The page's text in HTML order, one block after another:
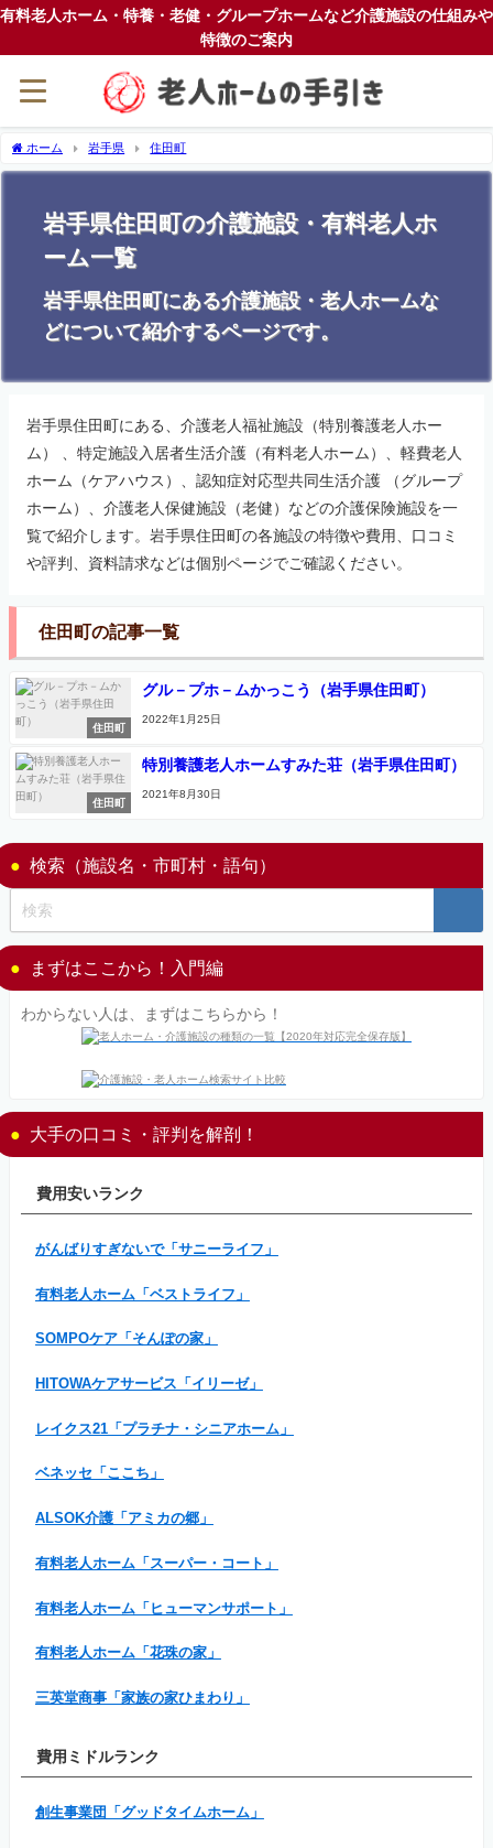
有料老人ホーム・特養・老健・グループホームなど介護施設の仕組みや
特徴のご案内
ホーム 岩手県 住田町
岩手県住田町の介護施設・有料老人ホ
ーム一覧
岩手県住田町にある介護施設・老人ホームな
どについて紹介するページです。
岩手県住田町にある、介護老人福祉施設（特別養護老人ホー
ム） 、特定施設入居者生活介護（有料老人ホーム）、軽費老人
ホーム（ケアハウス）、認知症対応型共同生活介護 （グループ
ホーム）、介護老人保健施設（老健）などの介護保険施設を一
覧で紹介します。岩手県住田町の各施設の特徴や費用、口コミ
や評判、資料請求などは個別ページでご確認ください。
住田町の記事一覧
住田町
グル－プホ－ムかっこう（岩手県住田町）
2022年1月25日
住田町
特別養護老人ホームすみた荘（岩手県住田町）
2021年8月30日
検索（施設名・市町村・語句）
まずはここから！入門編
わからない人は、まずはこちらから！
大手の口コミ・評判を解剖！
費用安いランク
がんばりすぎないで「サニーライフ」
有料老人ホーム「ベストライフ」
SOMPOケア「そんぽの家」
HITOWAケアサービス「イリーゼ」
レイクス21「プラチナ・シニアホーム」
ベネッセ「ここち」
ALSOK介護「アミカの郷」
有料老人ホーム「スーパー・コート」
有料老人ホーム「ヒューマンサポート」
有料老人ホーム「花珠の家」
三英堂商事「家族の家ひまわり」
費用ミドルランク
創生事業団「グッドタイムホーム」